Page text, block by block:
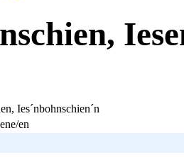
Ies´nbohnschien´n
en